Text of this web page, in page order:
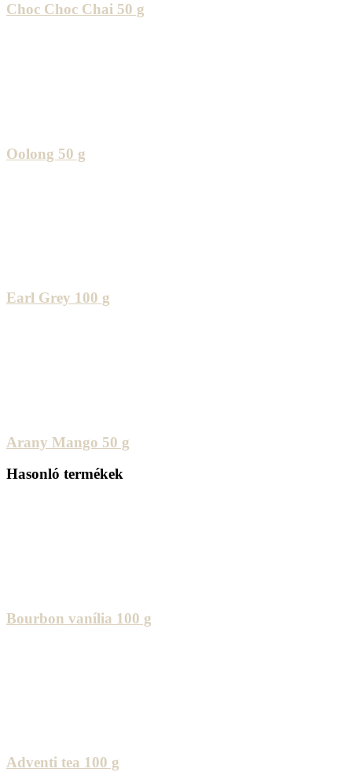
Choc Choc Chai 50 g
Oolong 50 g
Earl Grey 100 g
Arany Mango 50 g
Hasonló termékek
Bourbon vanília 100 g
Adventi tea 100 g